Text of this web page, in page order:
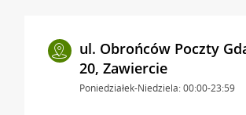
ul. Obrońców Poczty
20, Zawiercie
Poniedziałek-Niedziela: 00:00-23:59